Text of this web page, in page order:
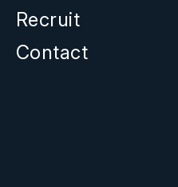
Recruit
Contact